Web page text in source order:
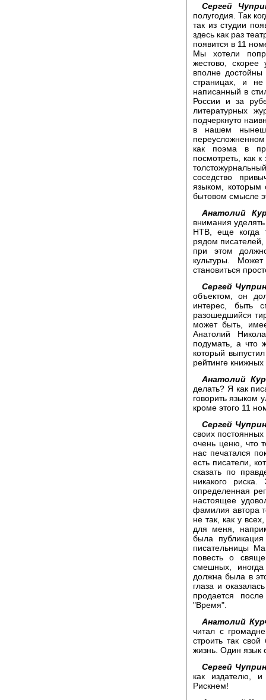
Сергей
полугодия. Так
так из студии
здесь как раз
появится в 11
Мы хотели
жестово, скорее
вполне
страницах, и
написанный в
России и за
литературных
подчеркнуто
в нашем
как поэма в
посмотреть, как
соседство
языком, которым
бытовом смысле
Анатолий
внимания
НТВ, еще когда
рядом писателей,
при этом
культуры.
становиться
Сергей
объектом, он
интерес, быть
разошедшийся
может быть,
Анатолий
подумать, а что
который
рейтинге
Анатолий
делать? Я как
говорить языком
кроме этого 11
Сергей
своих
очень ценю, что
нас печатался
есть писатели,
сказать по
никакого
определенная
настоящее
фамилия автора
не так, как у
для меня,
была
писательницы
повесть о
смешных,
должна была в
глаза и
продается
"Время".
Анатолий
читал с
строить так
жизнь. Один язык
Сергей
как издателю, и
Рискнем!